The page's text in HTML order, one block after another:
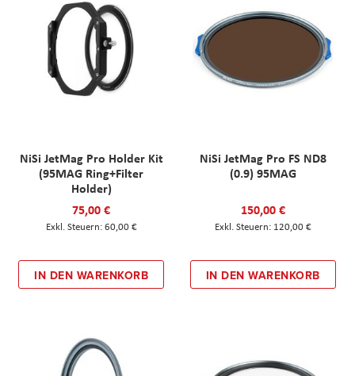
NiSi JetMag Pro Holder Kit
(95MAG Ring+Filter
Holder)
75,00 €
60,00 €
IN DEN WARENKORB
NiSi JetMag Pro FS ND8
(0.9) 95MAG
150,00 €
120,00 €
IN DEN WARENKORB